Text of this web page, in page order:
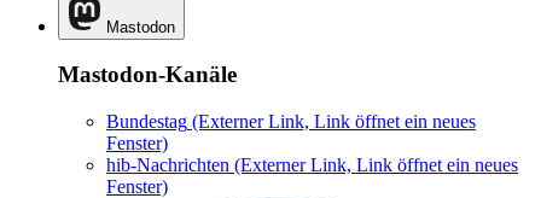
Mastodon
Mastodon-Kanäle
Bundestag (Externer Link, Link öffnet ein neues
Fenster)
hib-Nachrichten (Externer Link, Link öffnet ein neues
Fenster)